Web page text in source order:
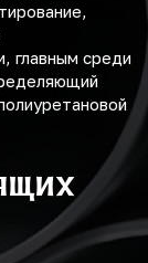
главным среди